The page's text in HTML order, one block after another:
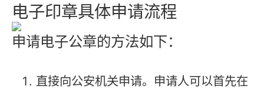
电子印章具体申请流程
申请电子公章的方法如下：
直接向公安机关申请。申请人可以首先在